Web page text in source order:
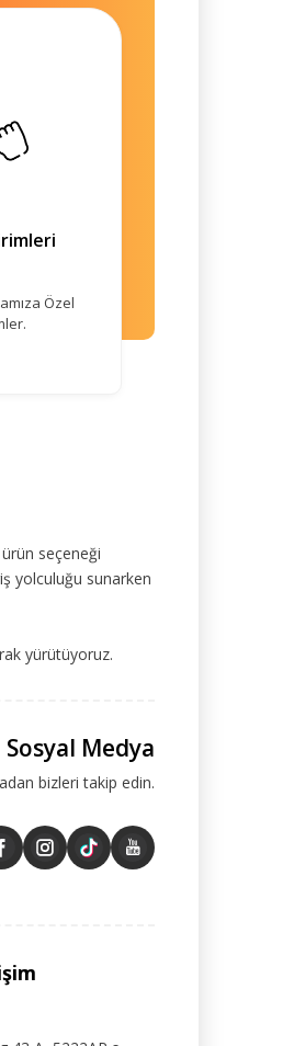
Özel
seçeneği
yolculuğu sunarken
yürütüyoruz.
Sosyal Medya
bizleri takip edin.